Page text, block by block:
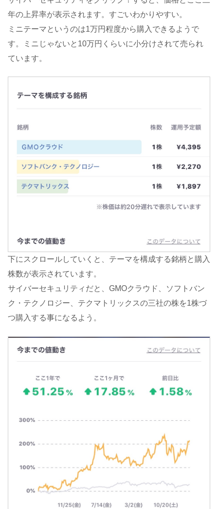
年の上昇率が表示されます。すごいわかりやすい。
ミニテーマというのは1万円程度から購入できるようで
す。ミニじゃないと10万円くらいに小分けされて売られ
ています。
下にスクロールしていくと、テーマを構成する銘柄と購入
株数が表示されています。
サイバーセキュリティだと、GMOクラウド、ソフトバン
ク・テクノロジー、テクマトリックスの三社の株を1株づ
つ購入する事になるよう。